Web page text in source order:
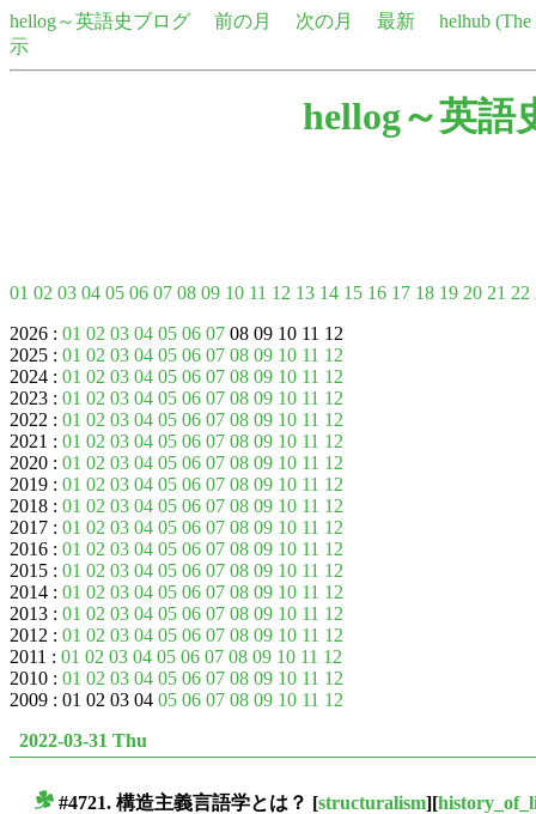
hellog～英語史ブログ 前の月 次の月 最新
helhub
示
hellog～英語
01 02 03 04 05 06 07 08 09 10 11 12 13 14 15 16 17 18 19 20 21 22
2026 : 01 02 03 04 05 06 07 08 09 10 11 12
2025 : 01 02 03 04 05 06 07 08 09 10 11 12
2024 : 01 02 03 04 05 06 07 08 09 10 11 12
2023 : 01 02 03 04 05 06 07 08 09 10 11 12
2022 : 01 02 03 04 05 06 07 08 09 10 11 12
2021 : 01 02 03 04 05 06 07 08 09 10 11 12
2020 : 01 02 03 04 05 06 07 08 09 10 11 12
2019 : 01 02 03 04 05 06 07 08 09 10 11 12
2018 : 01 02 03 04 05 06 07 08 09 10 11 12
2017 : 01 02 03 04 05 06 07 08 09 10 11 12
2016 : 01 02 03 04 05 06 07 08 09 10 11 12
2015 : 01 02 03 04 05 06 07 08 09 10 11 12
2014 : 01 02 03 04 05 06 07 08 09 10 11 12
2013 : 01 02 03 04 05 06 07 08 09 10 11 12
2012 : 01 02 03 04 05 06 07 08 09 10 11 12
2011 : 01 02 03 04 05 06 07 08 09 10 11 12
2010 : 01 02 03 04 05 06 07 08 09 10 11 12
2009 : 01 02 03 04 05 06 07 08 09 10 11 12
2022-03-31 Thu
#4721. 構造主義言語学とは？ [structuralism][